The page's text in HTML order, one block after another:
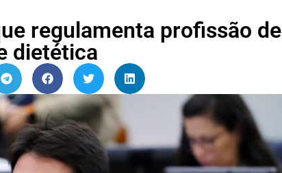
regulamenta profissão de
dietética